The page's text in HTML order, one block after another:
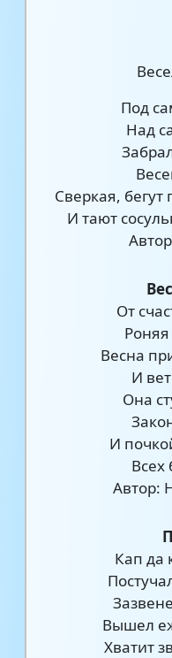
Под
Над
Сверкая,
И тают
От
Весна
И
Она
И
Всех
Автор:
Кап да
Вышел
Хватит